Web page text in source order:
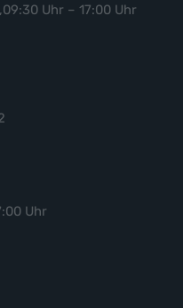
Uhr – 17:00 Uhr
Uhr